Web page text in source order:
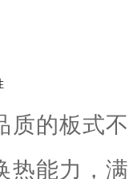
质的板式
热能力，